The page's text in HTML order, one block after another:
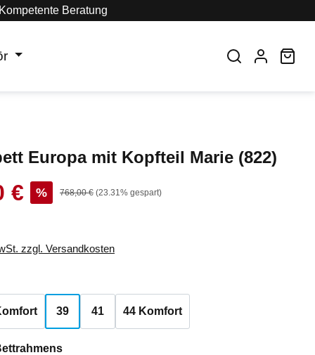
Beratung
Europa mit Kopfteil Marie (822)
€ % Regulärer Preis:
768,00 € (23.31% gespart)
zzgl. Versandkosten
39 41 44 Komfort
auswählen